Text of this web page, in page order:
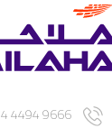
9666 4494 974+